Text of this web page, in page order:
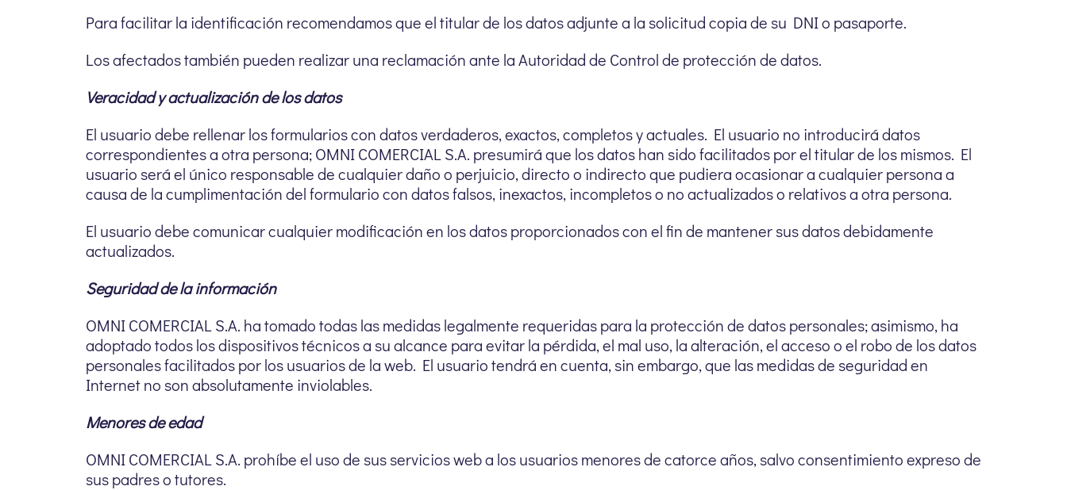
Para facilitar la identificación recomendamos que el titular de los datos adjunte a la solicitud copia de su DNI o pasaporte.
Los afectados también pueden realizar una reclamación ante la Autoridad de Control de protección de datos.
Veracidad y actualización de los datos
El usuario debe rellenar los formularios con datos verdaderos, exactos, completos y actuales. El usuario no introducirá datos
correspondientes a otra persona; OMNI COMERCIAL S.A. presumirá que los datos han sido facilitados por el titular de los mismos. El
usuario será el único responsable de cualquier daño o perjuicio, directo o indirecto que pudiera ocasionar a cualquier persona a
causa de la cumplimentación del formulario con datos falsos, inexactos, incompletos o no actualizados o relativos a otra persona.
El usuario debe comunicar cualquier modificación en los datos proporcionados con el fin de mantener sus datos debidamente
actualizados.
Seguridad de la información
OMNI COMERCIAL S.A. ha tomado todas las medidas legalmente requeridas para la protección de datos personales; asimismo, ha
adoptado todos los dispositivos técnicos a su alcance para evitar la pérdida, el mal uso, la alteración, el acceso o el robo de los datos
personales facilitados por los usuarios de la web. El usuario tendrá en cuenta, sin embargo, que las medidas de seguridad en
Internet no son absolutamente inviolables.
Menores de edad
OMNI COMERCIAL S.A. prohíbe el uso de sus servicios web a los usuarios menores de catorce años, salvo consentimiento expreso de
sus padres o tutores.